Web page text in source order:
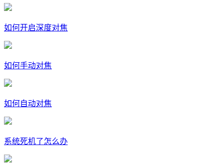
如何开启深度对焦
如何手动对焦
如何自动对焦
系统死机了怎么办